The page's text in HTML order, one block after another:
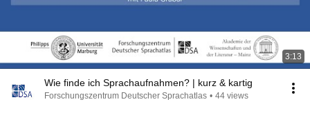
3:13
Wie finde ich Sprachaufnahmen? | kurz & kartig
Forschungszentrum Deutscher Sprachatlas • 44 views